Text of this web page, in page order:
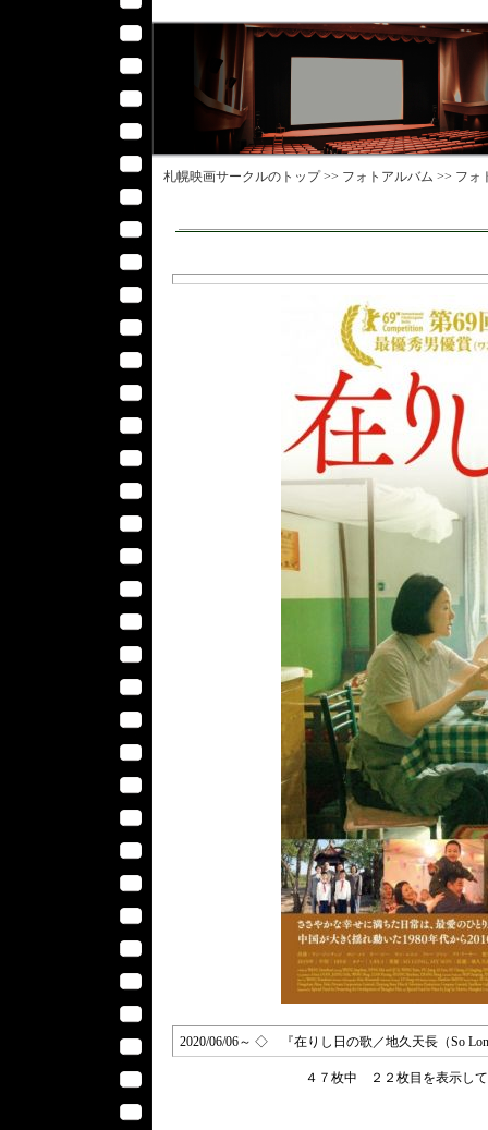
札幌映画サークルのトップ >> フォトアルバム >> フォ
2020/06/06～ ◇ 『在りし日の歌／地久天長（So
４７枚中 ２２枚目を表示し